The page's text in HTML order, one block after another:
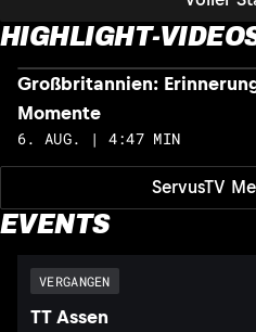
HIGHLIGHT-
ServusTV
Großbritannien:
Momente
6. AUG. | 4:47 MIN
EVENTS
VERGANGEN
TT Assen